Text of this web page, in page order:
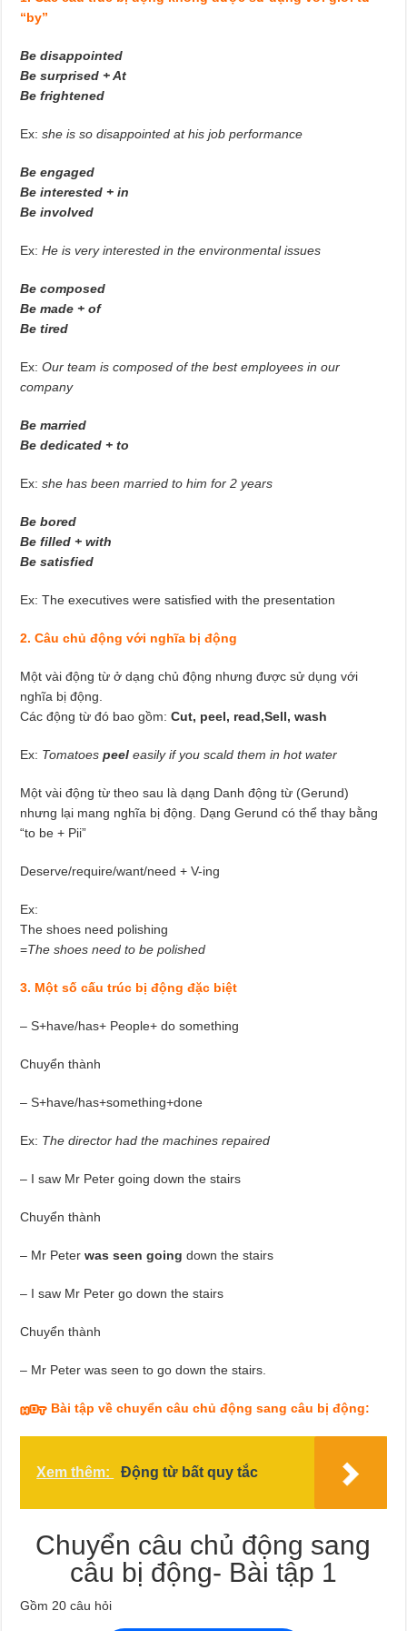
“by”
Be disappointed
Be surprised + At
Be frightened
Ex:she is so disappointed at his job performance
Be engaged
Be interested + in
Be involved
Ex:He is very interested in the environmental issues
Be composed
Be made + of
Be tired
Ex:Our team is composed of the best employees in our
company
Be married
Be dedicated + to
Ex:she has been married to him for 2 years
Be bored
Be filled + with
Be satisfied
Ex: The executives were satisfied with the presentation
2. Câu chủ động với nghĩa bị động
Một vài động từ ở dạng chủ động nhưng được sử dụng với
nghĩa bị động.
Các động từ đó bao gồm:Cut, peel, read,Sell, wash
Ex: Tomatoespeel easily if you scald them in hot water
Một vài động từ theo sau là dạng Danh động từ (Gerund)
nhưng lại mang nghĩa bị động. Dạng Gerund có thể thay bằng
“to be + Pii”
Deserve/require/want/need + V-ing
Ex:
The shoes need polishing
=The shoes need to be polished
3. Một số cấu trúc bị động đặc biệt
– S+have/has+ People+ do something
Chuyển thành
– S+have/has+something+done
Ex: The director had the machines repaired
– I saw Mr Peter going down the stairs
Chuyển thành
– Mr Peterwas seen going down the stairs
– I saw Mr Peter go down the stairs
Chuyển thành
– Mr Peter was seen to go down the stairs.
Bài tập về chuyển câu chủ động sang câu bị động:
Xem thêm: Động từ bất quy tắc
Chuyển câu chủ động sang
câu bị động- Bài tập 1
Gồm 20 câu hỏi